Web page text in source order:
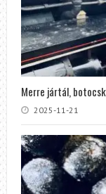
Merre jártál,
2025-11-21